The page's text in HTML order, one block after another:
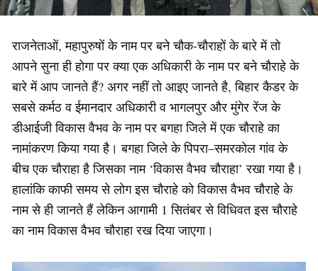
राजनेताओं, महापुरुषों के नाम पर बने चौक-चौराहों के बारे में तो
आपने सुना ही होगा पर क्या एक अधिकारी के नाम पर बने चौराहे के
बारे में आप जानते हैं? अगर नहीं तो आइए जानते है, बिहार कैडर के
सबसे कर्मठ व ईमानदार अधिकारी व भागलपुर और मुंगेर रेंज के
डीआईजी विकास वैभव के नाम पर बगहा जिले में एक चौराहे का
नामांकरण किया गया है। बगहा जिले के पिपरा–समरकोल गांव के
बीच एक चौराहा है जिसका नाम ‘विकास वैभव चौराहा’ रखा गया है।
हालांकि काफी समय से लोग इस चौराहे को विकास वैभव चौराहे के
नाम से ही जानते हैं लेकिन आगामी 1 सितंबर से विधिवत इस चौराहे
का नाम विकास वैभव चौराहा रख दिया जाएगा।